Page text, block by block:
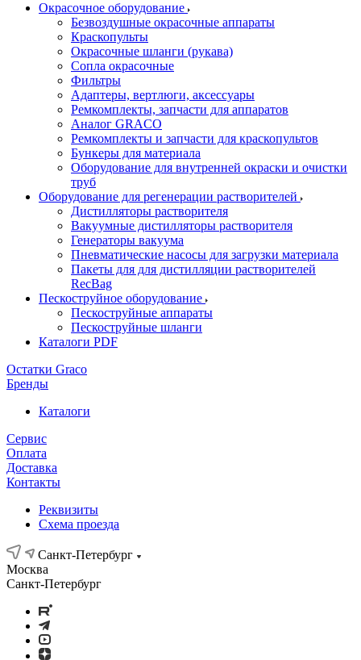
Окрасочное оборудование
Безвоздушные окрасочные аппараты
Краскопульты
Окрасочные шланги (рукава)
Сопла окрасочные
Фильтры
Адаптеры, вертлюги, аксессуары
Ремкомплекты, запчасти для аппаратов
Аналог GRACO
Ремкомплекты и запчасти для краскопультов
Бункеры для материала
Оборудование для внутренней окраски и очистки
труб
Оборудование для регенерации растворителей
Дистилляторы растворителя
Вакуумные дистилляторы растворителя
Генераторы вакуума
Пневматические насосы для загрузки материала
Пакеты для для дистилляции растворителей
RecBag
Пескоструйное оборудование
Пескоструйные аппараты
Пескоструйные шланги
Каталоги PDF
Остатки Graco
Бренды
Каталоги
Сервис
Оплата
Доставка
Контакты
Реквизиты
Схема проезда
Санкт-Петербург
Москва
Санкт-Петербург